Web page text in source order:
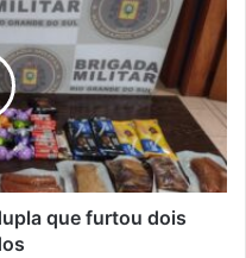
que furtou dois